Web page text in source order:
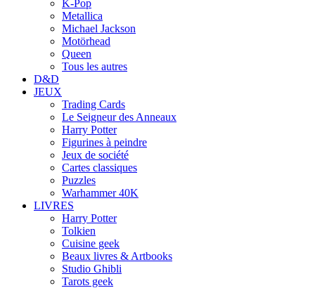
K-Pop
Metallica
Michael Jackson
Motörhead
Queen
Tous les autres
D&D
JEUX
Trading Cards
Le Seigneur des Anneaux
Harry Potter
Figurines à peindre
Jeux de société
Cartes classiques
Puzzles
Warhammer 40K
LIVRES
Harry Potter
Tolkien
Cuisine geek
Beaux livres & Artbooks
Studio Ghibli
Tarots geek